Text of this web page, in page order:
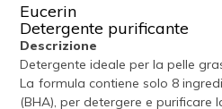
Eucerin
Detergente purificante
Descrizione
Detergente ideale per la pelle
La formula contiene solo 8
(BHA), per detergere e purificare